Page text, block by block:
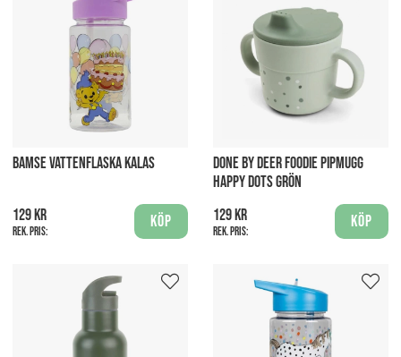
BAMSE VATTENFLASKA KALAS
129 kr
Rek. pris:
Köp
DONE BY DEER FOODIE PIPMUGG
HAPPY DOTS GRÖN
129 kr
Rek. pris:
Köp